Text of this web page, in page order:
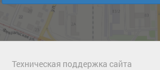
Техническая поддержка сайта